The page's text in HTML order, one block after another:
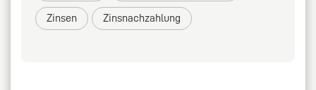
Zinsen Zinsnachzahlung